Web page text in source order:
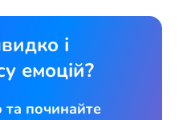
і
емоцій?
та починайте